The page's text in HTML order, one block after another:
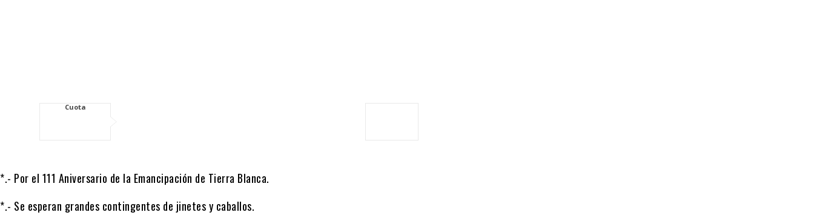
Cuota
*.- Por el 111 Aniversario de la Emancipación de Tierra Blanca.
*.- Se esperan grandes contingentes de jinetes y caballos.